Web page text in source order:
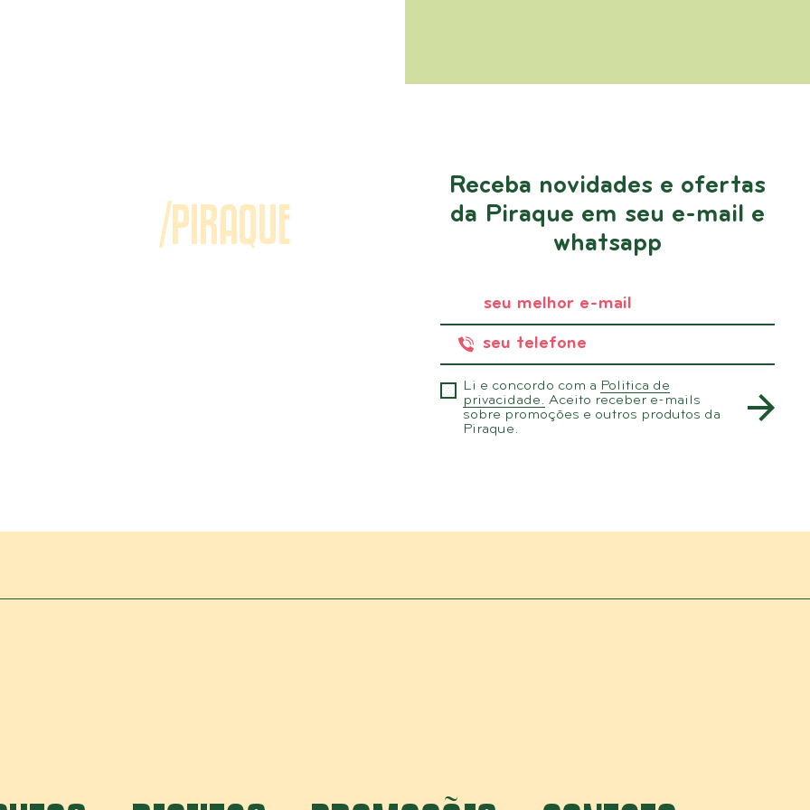
/PIRAQUE
Receba novidades e ofertas
da Piraque em seu e-mail e
whatsapp
Li e concordo com a Politica de
privacidade.
Aceito receber e-mails
sobre promoções e outros produtos da
Piraque.